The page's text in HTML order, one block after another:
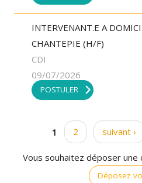
INTERVENANT.E A
CHANTEPIE (H/F)
CDI
09/07/2026
POSTULER
1 2 suivant ›
Vous souhaitez déposer une
Déposez